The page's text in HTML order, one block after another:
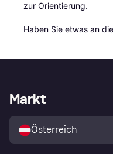
zur Orientierung.
Haben Sie etwas an
Markt
Österreich